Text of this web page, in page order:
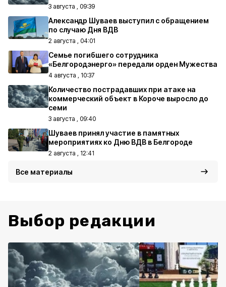
3 августа , 09:39
Александр Шуваев выступил с обращением
по случаю Дня ВДВ
2 августа , 04:01
Семье погибшего сотрудника
«Белгородэнерго» передали орден Мужества
4 августа , 10:37
Количество пострадавших при атаке на
коммерческий объект в Короче выросло до
семи
3 августа , 09:40
Шуваев принял участие в памятных
мероприятиях ко Дню ВДВ в Белгороде
2 августа , 12:41
Все материалы
Выбор редакции